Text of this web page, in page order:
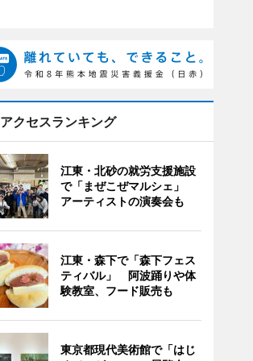
アクセスランキング
江東・北砂の就労支援施設
で「まぜこぜマルシェ」
アーティストの演奏会も
江東・森下で「森下フェス
ティバル」 阿波踊りや体
験教室、フード販売も
東京都現代美術館で「はじ